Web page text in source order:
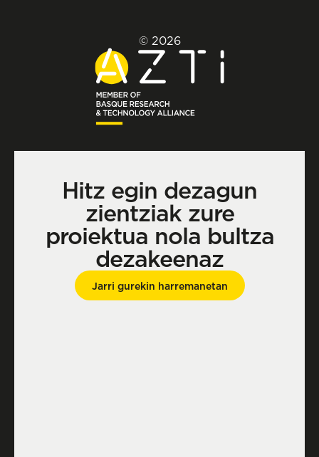
© 2026
Hitz egin dezagun
zientziak zure
proiektua nola bultza
dezakeenaz
Jarri gurekin harremanetan